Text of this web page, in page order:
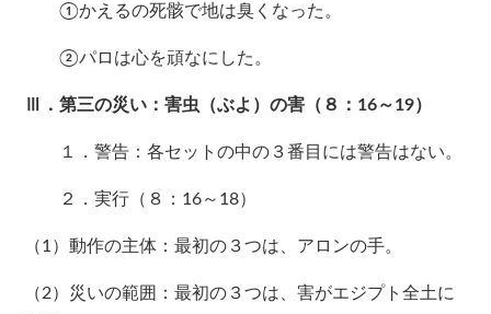
①かえるの死骸で地は臭くなった。
②パロは心を頑なにした。
Ⅲ．第三の災い：害虫（ぶよ）の害（８：16～19）
１．警告：各セットの中の３番目には警告はない。
２．実行（８：16～18）
（1）動作の主体：最初の３つは、アロンの手。
（2）災いの範囲：最初の３つは、害がエジプト全土に